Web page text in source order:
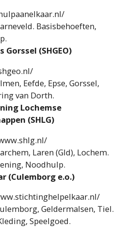
Basisbehoeften,
(SHGEO)
Eefde, Epse, Gorssel,
van Dorth.
Lochemse
(SHLG)
Laren (Gld), Lochem.
Noodhulp.
(Culemborg e.o.)
Geldermalsen, Tiel.
Speelgoed.